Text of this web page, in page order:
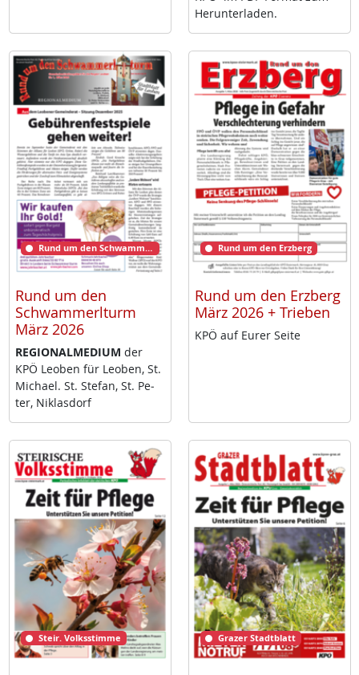
Her­un­ter­la­den.
Rund um den Schwammerlturm
Rund um den
Schwammerlturm
März 2026
RE­GIO­NAL­ME­DI­UM der
KPÖ Leo­ben für Leo­ben, St.
Mi­cha­el. St. Ste­fan, St. Pe­
ter, Niklas­dorf
Rund um den Erzberg
Rund um den Erzberg
März 2026 + Trieben
KPÖ auf Eu­rer Sei­te
Steir. Volksstimme Grazer Stadtblatt